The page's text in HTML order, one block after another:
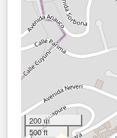
200 m
500 ft